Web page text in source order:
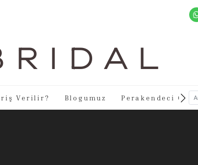
R I D A L
Verilir? Blogumuz Perakendeci Olun